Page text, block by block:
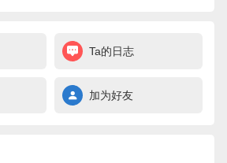
Ta的日志
加为好友